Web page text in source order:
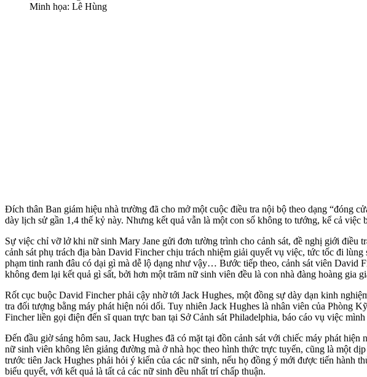
Minh họa: Lê Hùng
Đích thân Ban giám hiệu nhà trường đã cho mở một cuộc điều tra nội bộ theo dạng “đóng
dày lịch sử gần 1,4 thế kỷ này. Nhưng kết quả vẫn là một con số không to tướng, kể cả
Sự việc chỉ vỡ lở khi nữ sinh Mary Jane gửi đơn tường trình cho cảnh sát, đề nghị giới điều
cảnh sát phụ trách địa bàn David Fincher chịu trách nhiệm giải quyết vụ việc, tức tốc đi
phạm tinh ranh đâu có dại gì mà dễ lộ dạng như vậy… Bước tiếp theo, cảnh sát viên David
không đem lại kết quả gì sất, bởi hơn một trăm nữ sinh viên đều là con nhà đàng hoàng gia
Rốt cục buộc David Fincher phải cậy nhờ tới Jack Hughes, một đồng sự dày dạn kinh
tra đối tượng bằng máy phát hiện nói dối. Tuy nhiên Jack Hughes là nhân viên của Phòng
Fincher liền gọi điện đến sĩ quan trực ban tại Sở Cảnh sát Philadelphia, báo cáo vụ việc
Đến đầu giờ sáng hôm sau, Jack Hughes đã có mặt tại đồn cảnh sát với chiếc máy phát
nữ sinh viên không lên giảng đường mà ở nhà học theo hình thức trực tuyến, cũng là một
trước tiên Jack Hughes phải hỏi ý kiến của các nữ sinh, nếu họ đồng ý mới được tiến hành
biểu quyết, với kết quả là tất cả các nữ sinh đều nhất trí chấp thuận.